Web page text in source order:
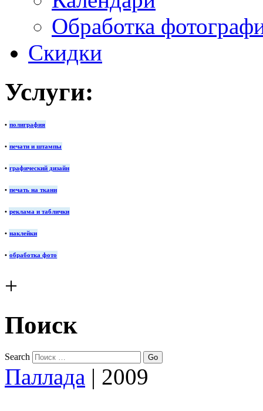
Обработка
Скидки
Услуги:
• полиграфия
• печати и штампы
• графический дизайн
• печать на ткани
• реклама и таблички
• наклейки
• обработка фото
+
Поиск
Search
Паллада | 2009